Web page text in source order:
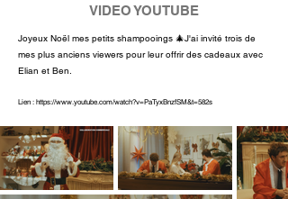
VIDEO YOUTUBE
Joyeux Noël mes petits shampooings 🎄J'ai invité trois de
mes plus anciens viewers pour leur offrir des cadeaux avec
Elian et Ben.
Lien : https://www.youtube.com/watch?v=PaTyxBnzfSM&t=582s